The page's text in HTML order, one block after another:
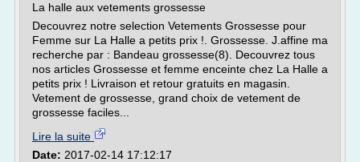
La halle aux vetements grossesse
Decouvrez notre selection Vetements Grossesse pour
Femme sur La Halle a petits prix !. Grossesse. J.affine ma
recherche par : Bandeau grossesse(8). Decouvrez tous
nos articles Grossesse et femme enceinte chez La Halle a
petits prix ! Livraison et retour gratuits en magasin.
Vetement de grossesse, grand choix de vetement de
grossesse faciles...
Lire la suite
Date: 2017-02-14 17:12:17